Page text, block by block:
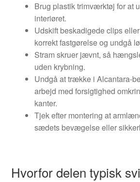
Brug plastik trimværktøj for at
interiøret.
Udskift beskadigede clips
korrekt fastgørelse og undgå
Stram skruer jævnt, så
uden krybning.
Undgå at trække i Alcantara-
arbejd med forsigtighed
kanter.
Tjek efter montering at
sædets bevægelse eller
Hvorfor delen typisk